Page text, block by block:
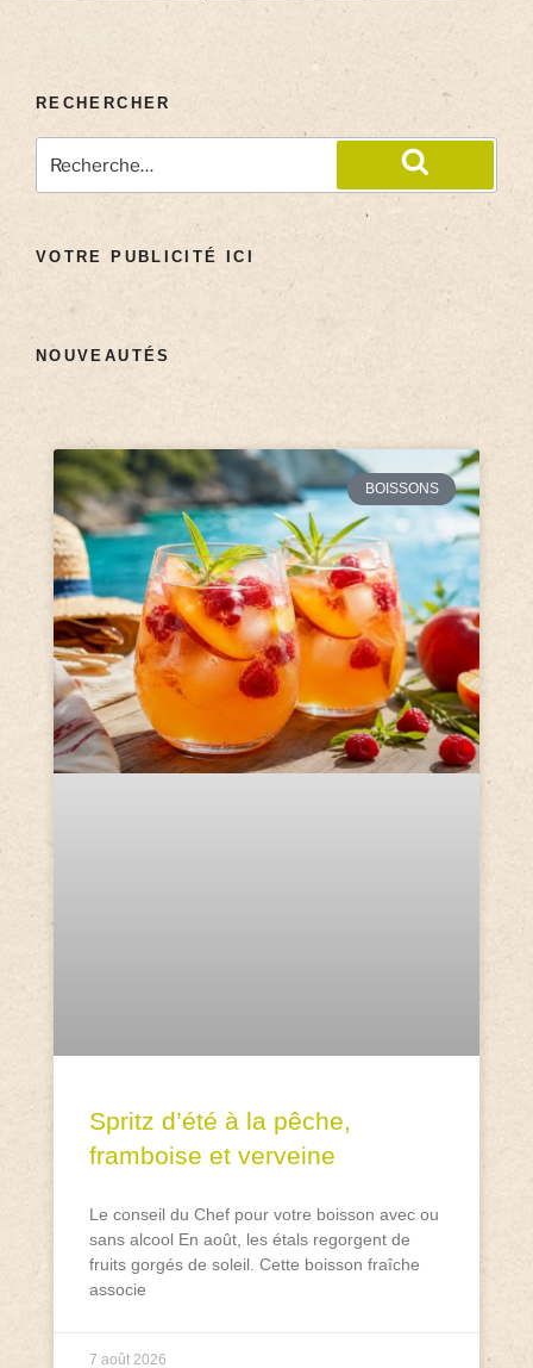
RECHERCHER
VOTRE PUBLICITÉ ICI
NOUVEAUTÉS
BOISSONS
Spritz d’été à la pêche,
framboise et verveine
Le conseil du Chef pour votre boisson avec ou
sans alcool En août, les étals regorgent de
fruits gorgés de soleil. Cette boisson fraîche
associe
7 août 2026